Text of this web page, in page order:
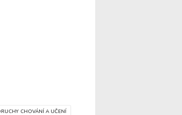
CHOVÁNÍ A UČENÍ